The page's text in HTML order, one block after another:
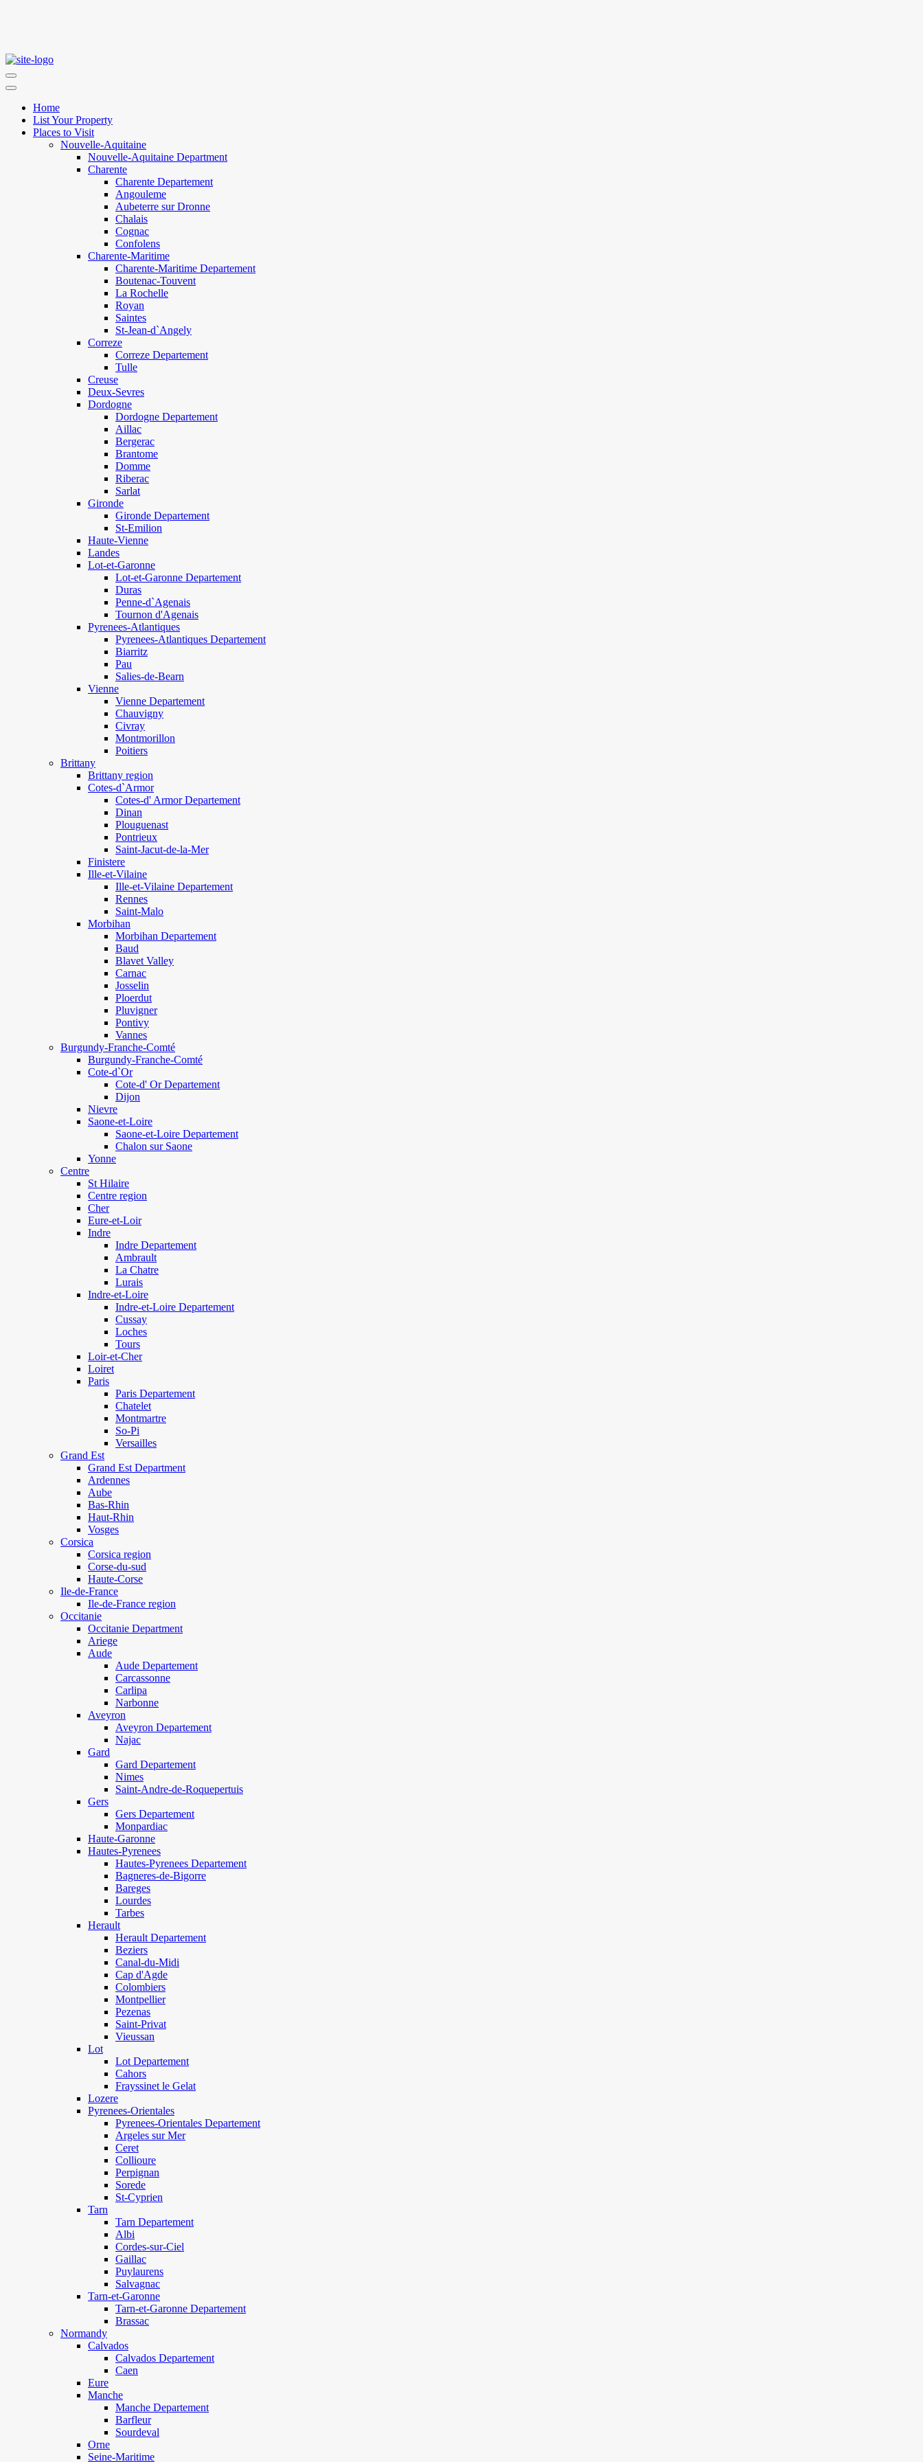
Home
List Your Property
Places to Visit
Nouvelle-Aquitaine
Nouvelle-Aquitaine Department
Charente
Charente Departement
Angouleme
Aubeterre sur Dronne
Chalais
Cognac
Confolens
Charente-Maritime
Charente-Maritime Departement
Boutenac-Touvent
La Rochelle
Royan
Saintes
St-Jean-d`Angely
Correze
Correze Departement
Tulle
Creuse
Deux-Sevres
Dordogne
Dordogne Departement
Aillac
Bergerac
Brantome
Domme
Riberac
Sarlat
Gironde
Gironde Departement
St-Emilion
Haute-Vienne
Landes
Lot-et-Garonne
Lot-et-Garonne Departement
Duras
Penne-d`Agenais
Tournon d'Agenais
Pyrenees-Atlantiques
Pyrenees-Atlantiques Departement
Biarritz
Pau
Salies-de-Bearn
Vienne
Vienne Departement
Chauvigny
Civray
Montmorillon
Poitiers
Brittany
Brittany region
Cotes-d`Armor
Cotes-d' Armor Departement
Dinan
Plouguenast
Pontrieux
Saint-Jacut-de-la-Mer
Finistere
Ille-et-Vilaine
Ille-et-Vilaine Departement
Rennes
Saint-Malo
Morbihan
Morbihan Departement
Baud
Blavet Valley
Carnac
Josselin
Ploerdut
Pluvigner
Pontivy
Vannes
Burgundy-Franche-Comté
Burgundy-Franche-Comté
Cote-d`Or
Cote-d' Or Departement
Dijon
Nievre
Saone-et-Loire
Saone-et-Loire Departement
Chalon sur Saone
Yonne
Centre
St Hilaire
Centre region
Cher
Eure-et-Loir
Indre
Indre Departement
Ambrault
La Chatre
Lurais
Indre-et-Loire
Indre-et-Loire Departement
Cussay
Loches
Tours
Loir-et-Cher
Loiret
Paris
Paris Departement
Chatelet
Montmartre
So-Pi
Versailles
Grand Est
Grand Est Department
Ardennes
Aube
Bas-Rhin
Haut-Rhin
Vosges
Corsica
Corsica region
Corse-du-sud
Haute-Corse
Ile-de-France
Ile-de-France region
Occitanie
Occitanie Department
Ariege
Aude
Aude Departement
Carcassonne
Carlipa
Narbonne
Aveyron
Aveyron Departement
Najac
Gard
Gard Departement
Nimes
Saint-Andre-de-Roquepertuis
Gers
Gers Departement
Monpardiac
Haute-Garonne
Hautes-Pyrenees
Hautes-Pyrenees Departement
Bagneres-de-Bigorre
Bareges
Lourdes
Tarbes
Herault
Herault Departement
Beziers
Canal-du-Midi
Cap d'Agde
Colombiers
Montpellier
Pezenas
Saint-Privat
Vieussan
Lot
Lot Departement
Cahors
Frayssinet le Gelat
Lozere
Pyrenees-Orientales
Pyrenees-Orientales Departement
Argeles sur Mer
Ceret
Collioure
Perpignan
Sorede
St-Cyprien
Tarn
Tarn Departement
Albi
Cordes-sur-Ciel
Gaillac
Puylaurens
Salvagnac
Tarn-et-Garonne
Tarn-et-Garonne Departement
Brassac
Normandy
Calvados
Calvados Departement
Caen
Eure
Manche
Manche Departement
Barfleur
Sourdeval
Orne
Seine-Maritime